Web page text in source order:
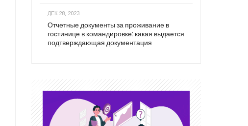
ДЕК 28, 2023
Отчетные документы за проживание в
гостинице в командировке: какая выдается
подтверждающая документация